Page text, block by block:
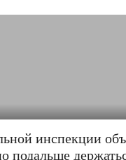
инспекции
подальше